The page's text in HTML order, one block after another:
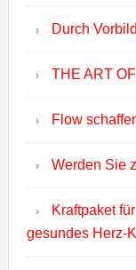
Durch
THE ART
Flow
Werden Sie
Kraftpaket
gesundes Herz-